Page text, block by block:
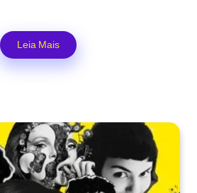
Leia Mais